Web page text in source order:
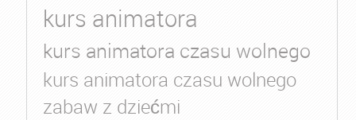
kurs animatora
kurs animatora czasu wolnego
kurs animatora czasu wolnego
zabaw z dziećmi